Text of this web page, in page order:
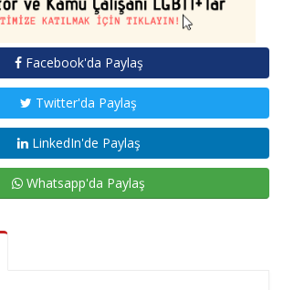
Facebook'da Paylaş
Twitter'da Paylaş
LinkedIn'de Paylaş
Whatsapp'da Paylaş